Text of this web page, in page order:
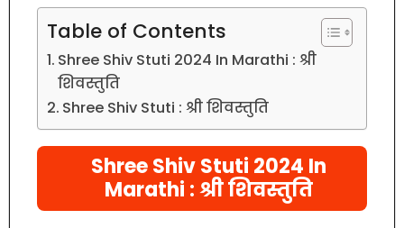
Table of Contents
Shree Shiv Stuti 2024 In Marathi : श्री
शिवस्तुति
Shree Shiv Stuti : श्री शिवस्तुति
Shree Shiv Stuti 2024 In
Marathi : श्री शिवस्तुति